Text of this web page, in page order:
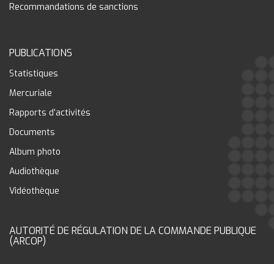
Recommandations de sanctions
PUBLICATIONS
Statistiques
Mercuriale
Rapports d’activités
Documents
Album photo
Audiothèque
Vidéothèque
AUTORITÉ DE RÉGULATION DE LA COMMANDE PUBLIQUE
(ARCOP)